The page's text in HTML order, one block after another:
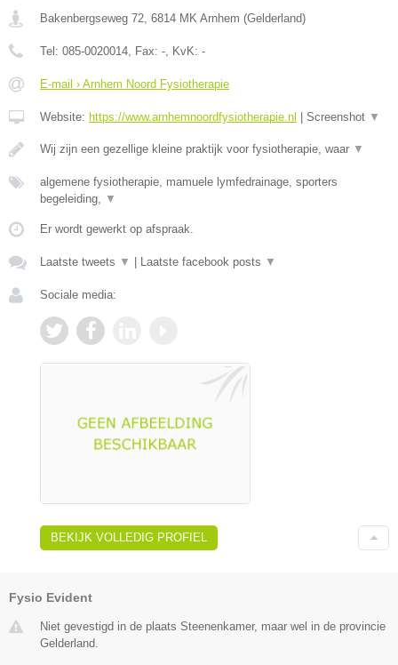
Bakenbergseweg 72 6814 MK Arnhem (Gelderland)
Tel: 085-0020014 , Fax: - , KvK: -
E-mail › Arnhem Noord Fysiotherapie
Website: https://www.arnhemnoordfysiotherapie.nl Screenshot ▼
Wij zijn een gezellige kleine praktijk voor fysiotherapie, waar ▼
algemene fysiotherapie, mamuele lymfedrainage, sporters
begeleiding,
▼
Er wordt gewerkt op afspraak.
Laatste tweets ▼ Laatste facebook posts ▼
Sociale media:
BEKIJK VOLLEDIG PROFIEL
Fysio Evident
Niet gevestigd in de plaats Steenenkamer, maar wel in de provincie
Gelderland.